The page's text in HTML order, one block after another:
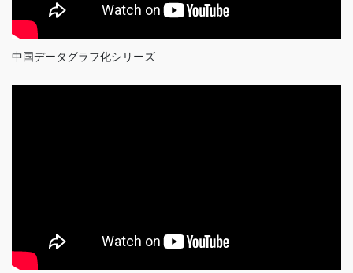
中国データグラフ化シリーズ